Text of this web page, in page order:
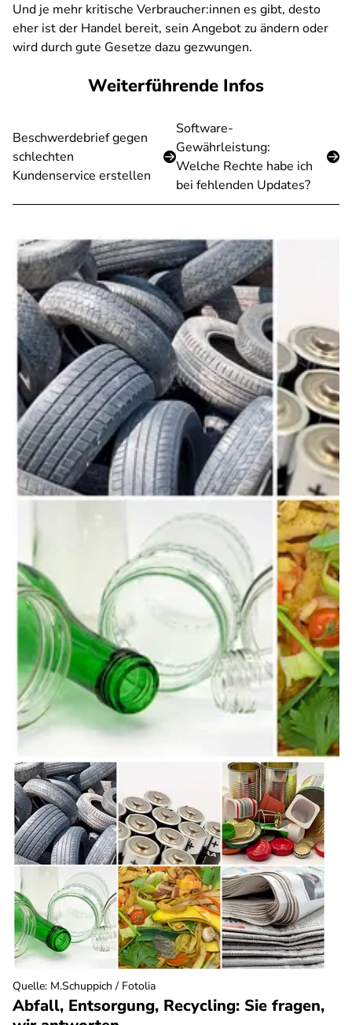
Und je mehr kritische Verbraucher:innen es gibt, desto
eher ist der Handel bereit, sein Angebot zu ändern oder
wird durch gute Gesetze dazu gezwungen.
Weiterführende Infos
Beschwerdebrief gegen
schlechten
Kundenservice erstellen
Software-
Gewährleistung:
Welche Rechte habe ich
bei fehlenden Updates?
Abfall, Entsorgung, Recycling: Sie fragen,
Quelle: M.Schuppich / Fotolia